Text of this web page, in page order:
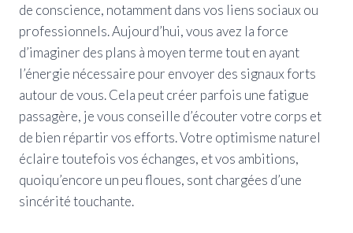
de conscience, notamment dans vos liens sociaux ou
professionnels. Aujourd’hui, vous avez la force
d’imaginer des plans à moyen terme tout en ayant
l’énergie nécessaire pour envoyer des signaux forts
autour de vous. Cela peut créer parfois une fatigue
passagère, je vous conseille d’écouter votre corps et
de bien répartir vos efforts. Votre optimisme naturel
éclaire toutefois vos échanges, et vos ambitions,
quoiqu’encore un peu floues, sont chargées d’une
sincérité touchante.